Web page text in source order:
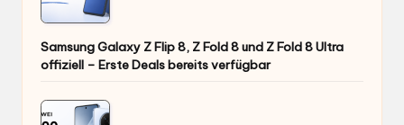
Samsung Galaxy Z Flip 8, Z Fold 8 und Z Fold 8 Ultra
offiziell – Erste Deals bereits verfügbar